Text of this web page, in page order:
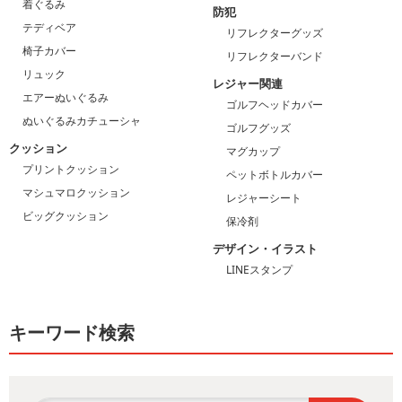
着ぐるみ
テディベア
椅子カバー
リュック
エアーぬいぐるみ
ぬいぐるみカチューシャ
クッション
プリントクッション
マシュマロクッション
ビッグクッション
防犯
リフレクターグッズ
リフレクターバンド
レジャー関連
ゴルフヘッドカバー
ゴルフグッズ
マグカップ
ペットボトルカバー
レジャーシート
保冷剤
デザイン・イラスト
LINEスタンプ
キーワード検索